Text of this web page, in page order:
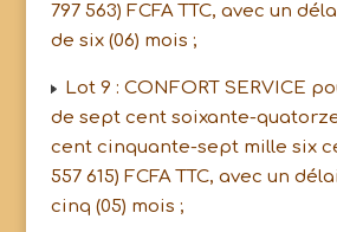
797 563) FCFA TTC, avec un
de six (06) mois ;
Lot 9 : CONFORT SERVICE
de sept cent soixante-
cent cinquante-sept mille six
557 615) FCFA TTC, avec un
cinq (05) mois ;